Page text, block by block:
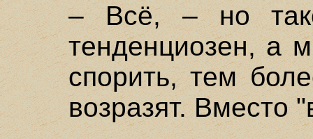
– Всё, – но
тенденциозен, а
спорить, тем
возразят. Вместо